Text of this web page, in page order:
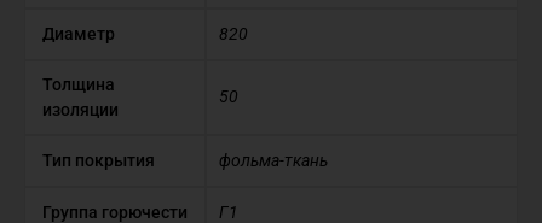
Диаметр 820
Толщина
изоляции
50
Тип покрытия фольма-ткань
Группа горючести Г1